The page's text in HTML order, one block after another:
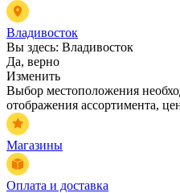
Владивосток
Вы здесь: Владивосток
Да, верно
Изменить
Выбор местоположения
отображения ассортимента,
Магазины
Оплата и доставка